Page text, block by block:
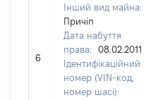
6
Інший вид майна:
Причіп
Дата набуття
права:
08.02.2011
Ідентифікаційний
номер (VIN-код,
номер шасі):